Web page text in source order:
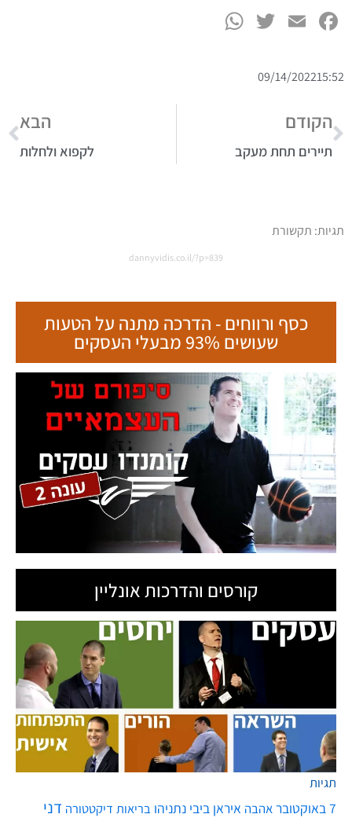
Facebook
Email
Twitter
15:52
09/14/2022
הקודם
תיירים תחת מעקב
הבא
לקפוא ולחלות
תגיות: תקשורת
dannyvidis.co.il/?p=839
כסף ורווחים - הדרכה מתנה על הטעות
שעושים 93% מבעלי העסקים
קורסים והדרכות אונליין
תגיות
7 באוקטובר אהבה איראן ביבי נתניהו בריאות דיקטטורה דני
ט.ל.ח בכפוף לתקנון